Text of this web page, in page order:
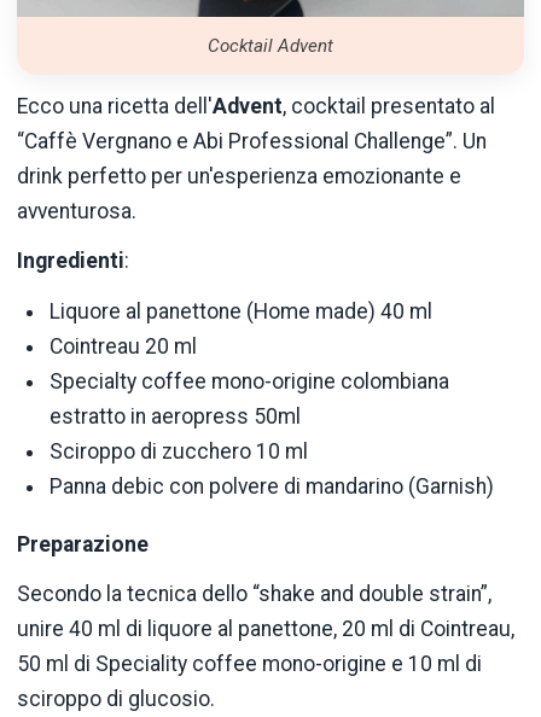
Cocktail Advent
Ecco una ricetta dell'Advent, cocktail presentato al
“Caffè Vergnano e Abi Professional Challenge”. Un
drink perfetto per un'esperienza emozionante e
avventurosa.
Ingredienti:
Liquore al panettone (Home made) 40 ml
Cointreau 20 ml
Specialty coffee mono-origine colombiana
estratto in aeropress 50ml
Sciroppo di zucchero 10 ml
Panna debic con polvere di mandarino (Garnish)
Preparazione
Secondo la tecnica dello “shake and double strain”,
unire 40 ml di liquore al panettone, 20 ml di Cointreau,
50 ml di Speciality coffee mono-origine e 10 ml di
sciroppo di glucosio.